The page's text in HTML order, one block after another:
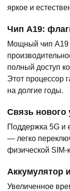
яркое и
Чип A19:
Мощный чип A19
полный доступ
Этот процессор
на долгие годы.
Связь нового
Поддержка 5G и
— легко
физической SIM-
Аккумулятор
Увеличенное